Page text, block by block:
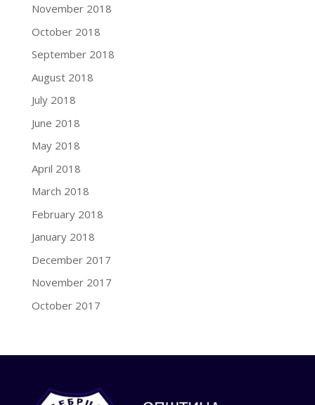
November 2018
October 2018
September 2018
August 2018
July 2018
June 2018
May 2018
April 2018
March 2018
February 2018
January 2018
December 2017
November 2017
October 2017